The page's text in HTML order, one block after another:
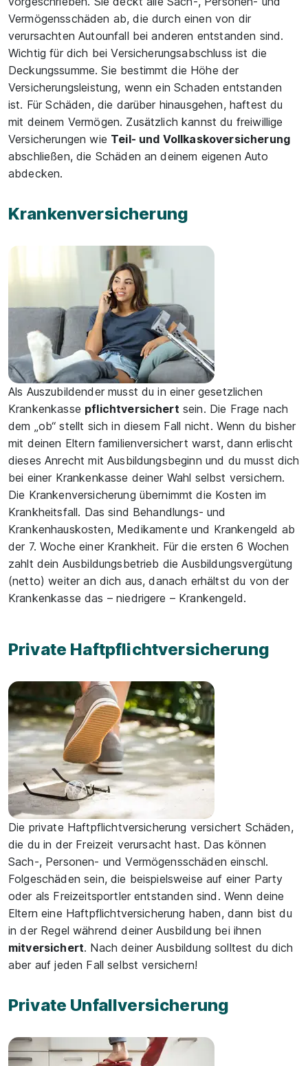
Vermögensschäden ab, die durch einen von dir
verursachten Autounfall bei anderen entstanden sind.
Wichtig für dich bei Versicherungsabschluss ist die
Deckungssumme. Sie bestimmt die Höhe der
Versicherungsleistung, wenn ein Schaden entstanden
ist. Für Schäden, die darüber hinausgehen, haftest du
mit deinem Vermögen. Zusätzlich kannst du freiwillige
Versicherungen wie Teil- und Vollkaskoversicherung
abschließen, die Schäden an deinem eigenen Auto
abdecken.
Krankenversicherung
Als Auszubildender musst du in einer gesetzlichen
Krankenkasse pflichtversichert sein. Die Frage nach
dem „ob“ stellt sich in diesem Fall nicht. Wenn du bisher
mit deinen Eltern familienversichert warst, dann erlischt
dieses Anrecht mit Ausbildungsbeginn und du musst dich
bei einer Krankenkasse deiner Wahl selbst versichern.
Die Krankenversicherung übernimmt die Kosten im
Krankheitsfall. Das sind Behandlungs- und
Krankenhauskosten, Medikamente und Krankengeld ab
der 7. Woche einer Krankheit. Für die ersten 6 Wochen
zahlt dein Ausbildungsbetrieb die Ausbildungsvergütung
(netto) weiter an dich aus, danach erhältst du von der
Krankenkasse das – niedrigere – Krankengeld.
Private Haftpflichtversicherung
Die private Haftpflichtversicherung versichert Schäden,
die du in der Freizeit verursacht hast. Das können
Sach-, Personen- und Vermögensschäden einschl.
Folgeschäden sein, die beispielsweise auf einer Party
oder als Freizeitsportler entstanden sind. Wenn deine
Eltern eine Haftpflichtversicherung haben, dann bist du
in der Regel während deiner Ausbildung bei ihnen
mitversichert. Nach deiner Ausbildung solltest du dich
aber auf jeden Fall selbst versichern!
Private Unfallversicherung